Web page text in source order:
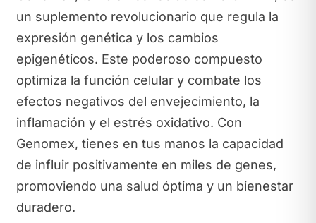
un suplemento revolucionario que regula la
expresión genética y los cambios
epigenéticos. Este poderoso compuesto
optimiza la función celular y combate los
efectos negativos del envejecimiento, la
inflamación y el estrés oxidativo. Con
Genomex, tienes en tus manos la capacidad
de influir positivamente en miles de genes,
promoviendo una salud óptima y un bienestar
duradero.